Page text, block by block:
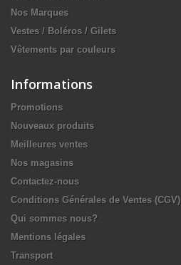
Nos Marques
Vestes / Boléros / Gilets
Vêtements par couleurs
Informations
Promotions
Nouveaux produits
Meilleures ventes
Nos magasins
Contactez-nous
Conditions Générales de Ventes (CGV)
Qui sommes nous?
Mentions légales
Transport